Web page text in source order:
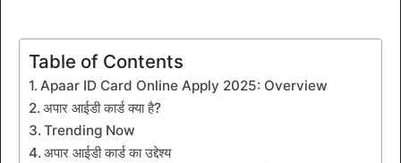
Table of Contents
Apaar ID Card Online Apply 2025: Overview
अपार आईडी कार्ड क्या है?
Trending Now
अपार आईडी कार्ड का उद्देश्य